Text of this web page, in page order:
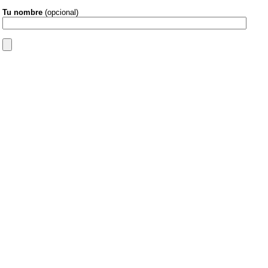
Tu nombre (opcional)